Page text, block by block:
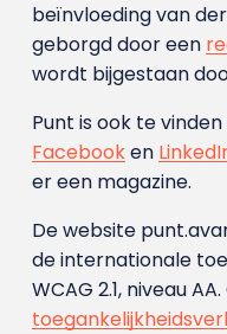
beïnvloeding van
geborgd door een
wordt bijgestaan
Punt is ook te
Facebooken
er een magazine.
De website
de internationale
WCAG 2.1, niveau